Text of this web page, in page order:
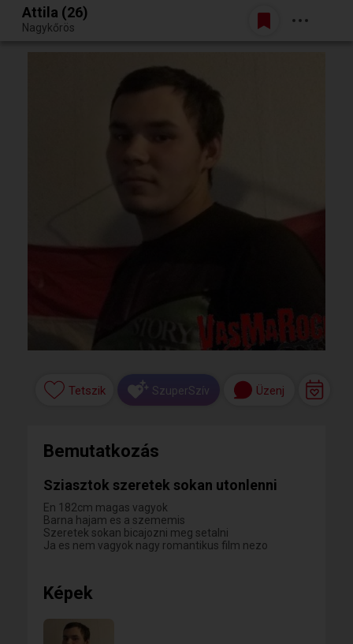
Egy jó randiból bármi lehet.
Belépés
Attila (26)
Nagykőrös
Tetszik SzuperSzív Üzenj
Bemutatkozás
Sziasztok szeretek sokan utonlenni
En 182cm magas vagyok
Barna hajam es a szememis
Szeretek sokan bicajozni meg setalni
Ja es nem vagyok nagy romantikus film nezo
Képek